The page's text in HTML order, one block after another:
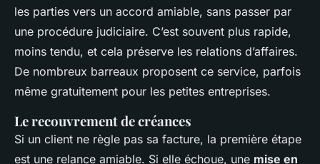
les parties vers un accord amiable, sans passer par
une procédure judiciaire. C’est souvent plus rapide,
moins tendu, et cela préserve les relations d’affaires.
De nombreux barreaux proposent ce service, parfois
même gratuitement pour les petites entreprises.
Le recouvrement de créances
Si un client ne règle pas sa facture, la première étape
est une relance amiable. Si elle échoue, une mise en